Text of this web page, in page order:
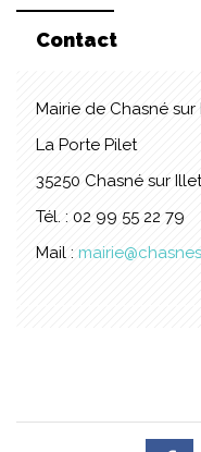
Contact
Mairie de Chasné sur
La Porte Pilet
35250 Chasné sur Illet
Tél. : 02 99 55 22 79
Mail :